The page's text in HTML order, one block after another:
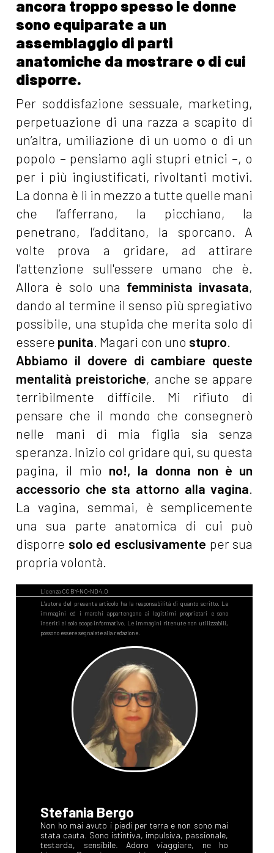
ancora troppo spesso le donne
sono equiparate a un
assemblaggio di parti
anatomiche da mostrare o di cui
disporre.
Per soddisfazione sessuale, marketing,
perpetuazione di una razza a scapito di
un’altra, umiliazione di un uomo o di un
popolo – pensiamo agli stupri etnici –, o
per i più ingiustificati, rivoltanti motivi.
La donna è lì in mezzo a tutte quelle mani
che l’afferrano, la picchiano, la
penetrano, l’additano, la sporcano. A
volte prova a gridare, ad attirare
l'attenzione sull'essere umano che è.
Allora è solo una femminista invasata,
dando al termine il senso più spregiativo
possibile, una stupida che merita solo di
essere punita. Magari con uno stupro.
Abbiamo il dovere di cambiare queste
mentalità preistoriche, anche se appare
terribilmente difficile. Mi rifiuto di
pensare che il mondo che consegnerò
nelle mani di mia figlia sia senza
speranza. Inizio col gridare qui, su questa
pagina, il mio no!, la donna non è un
accessorio che sta attorno alla vagina.
La vagina, semmai, è semplicemente
una sua parte anatomica di cui può
disporre solo ed esclusivamente per sua
propria volontà.
Stefania Bergo